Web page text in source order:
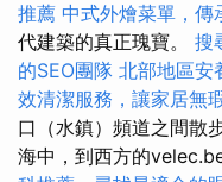
推薦 中式外燴菜單，傳
代建築的真正瑰寶。 搜
的SEO團隊 北部地區安
效清潔服務，讓家居無
口（水鎮）頻道之間散
海中，到西方的